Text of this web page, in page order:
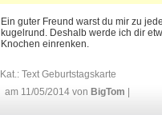
Ein guter Freund warst du mir zu
kugelrund. Deshalb werde ich dir
Knochen einrenken.
Kat.: Text Geburtstagskarte
am 11/05/2014 von BigTom